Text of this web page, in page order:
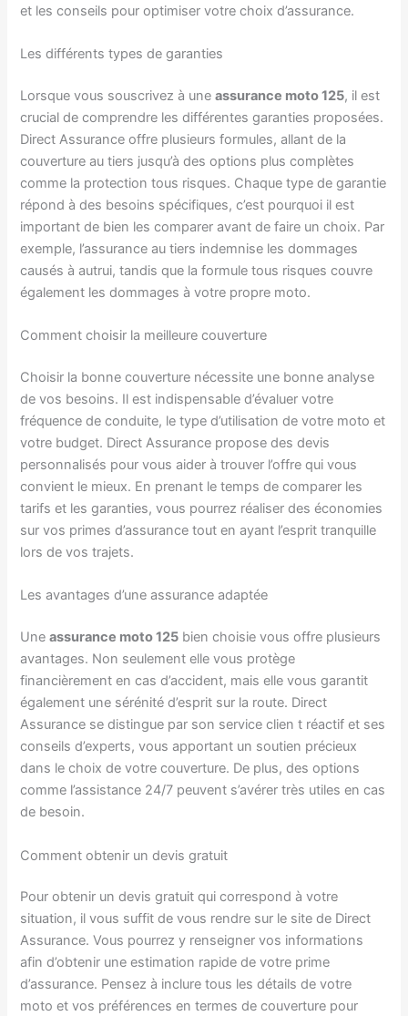
et les conseils pour optimiser votre choix d’assurance.
Les différents types de garanties
Lorsque vous souscrivez à uneassurance moto 125, il est
crucial de comprendre les différentes garanties proposées.
Direct Assurance offre plusieurs formules, allant de la
couverture au tiers jusqu’à des options plus complètes
comme la protection tous risques. Chaque type de garantie
répond à des besoins spécifiques, c’est pourquoi il est
important de bien les comparer avant de faire un choix. Par
exemple, l’assurance au tiers indemnise les dommages
causés à autrui, tandis que la formule tous risques couvre
également les dommages à votre propre moto.
Comment choisir la meilleure couverture
Choisir la bonne couverture nécessite une bonne analyse
de vos besoins. Il est indispensable d’évaluer votre
fréquence de conduite, le type d’utilisation de votre moto et
votre budget. Direct Assurance propose des devis
personnalisés pour vous aider à trouver l’offre qui vous
convient le mieux. En prenant le temps de comparer les
tarifs et les garanties, vous pourrez réaliser des économies
sur vos primes d’assurance tout en ayant l’esprit tranquille
lors de vos trajets.
Les avantages d’une assurance adaptée
Uneassurance moto 125 bien choisie vous offre plusieurs
avantages. Non seulement elle vous protège
financièrement en cas d’accident, mais elle vous garantit
également une sérénité d’esprit sur la route. Direct
Assurance se distingue par son service clien t réactif et ses
conseils d’experts, vous apportant un soutien précieux
dans le choix de votre couverture. De plus, des options
comme l’assistance 24/7 peuvent s’avérer très utiles en cas
de besoin.
Comment obtenir un devis gratuit
Pour obtenir un devis gratuit qui correspond à votre
situation, il vous suffit de vous rendre sur le site de Direct
Assurance. Vous pourrez y renseigner vos informations
afin d’obtenir une estimation rapide de votre prime
d’assurance. Pensez à inclure tous les détails de votre
moto et vos préférences en termes de couverture pour